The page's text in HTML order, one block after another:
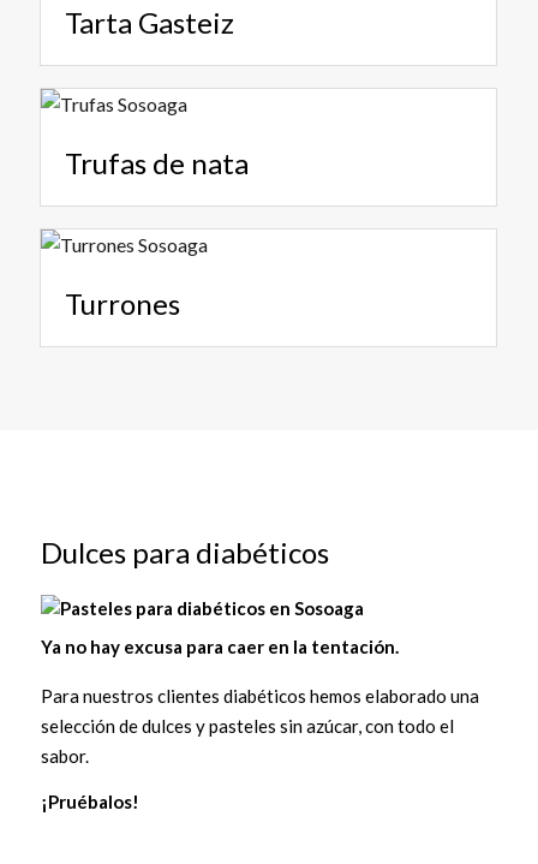
Tarta Gasteiz
Trufas de nata
Turrones
Dulces para diabéticos
Ya no hay excusa para caer en la tentación.
Para nuestros clientes diabéticos hemos elaborado una
selección de dulces y pasteles sin azúcar, con todo el
sabor.
¡Pruébalos!